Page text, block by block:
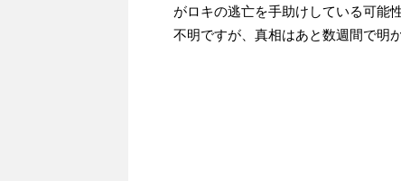
がロキの逃亡を手助けしている可能
不明ですが、真相はあと数週間で明